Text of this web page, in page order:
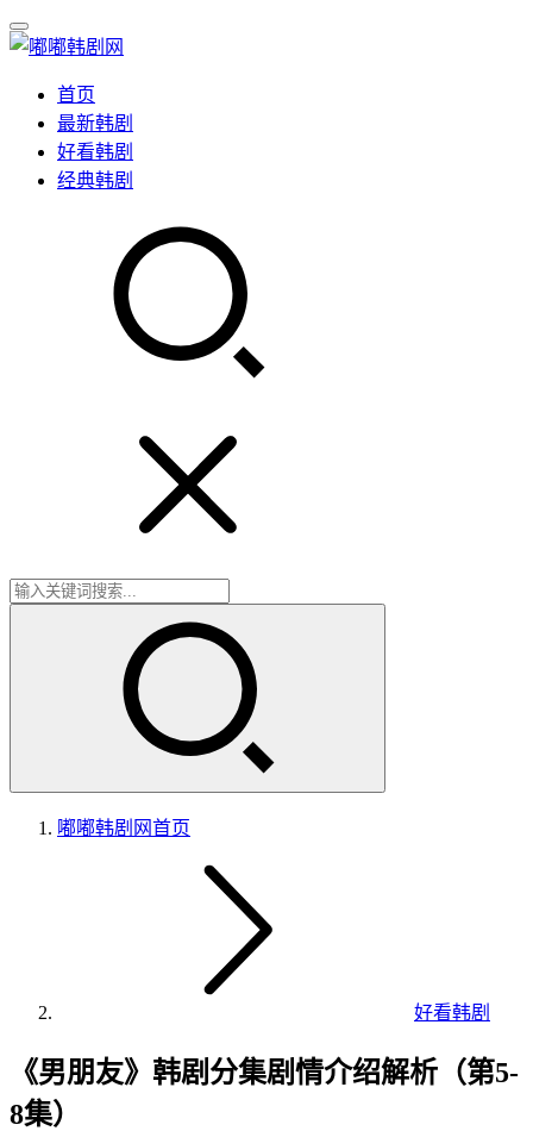
首页
最新韩剧
好看韩剧
经典韩剧
嘟嘟韩剧网首页
好看韩剧
《男朋友》韩剧分集剧情介绍解析（第5-
8集）